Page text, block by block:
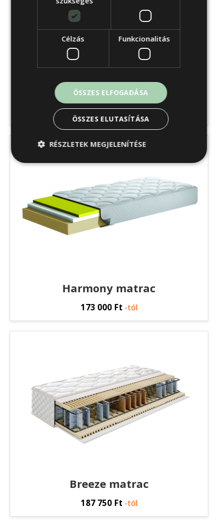
Chamomile matrac
167 490Ft-tól
Harmony matrac
173 000 Ft -tól
Breeze matrac
187 750 Ft -tól
Célzás Funkcionalitás
ÖSSZES ELFOGADÁSA
ÖSSZES ELUTASÍTÁSA
RÉSZLETEK MEGJELENÍTÉSE